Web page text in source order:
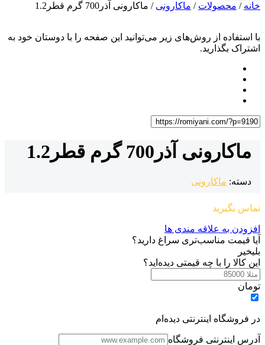
خانه / محصولات / ماکارونی / ماکارونی آذر700 گرم قطر1.2
با استفاده از روش‌های زیر می‌توانید این صفحه را با دوستان خود به
اشتراک بگذارید.
ماکارونی آذر700 گرم قطر1.2
دسته: ماکارونی
تماس بگیرید
افزودن به علاقه مندی ها
آیا قیمت مناسب‌تری سراغ دارید؟
بلیخیر
این کالا را با چه قیمتی دیده‌اید؟
تومان
در فروشگاه اینترنتی دیده‌ام
آدرس اینترنتی فروشگاه